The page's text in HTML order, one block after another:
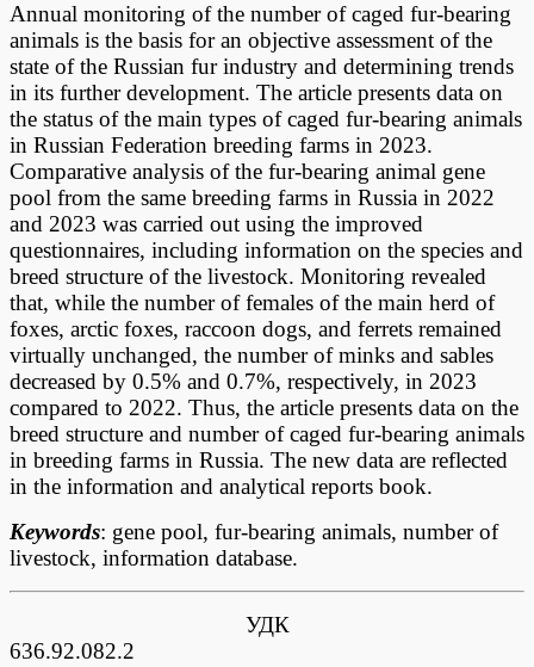
Annual monitoring of the number of caged fur-bearing
animals is the basis for an objective assessment of the
state of the Russian fur industry and determining trends
in its further development. The article presents data on
the status of the main types of caged fur-bearing animals
in Russian Federation breeding farms in 2023.
Comparative analysis of the fur-bearing animal gene
pool from the same breeding farms in Russia in 2022
and 2023 was carried out using the improved
questionnaires, including information on the species and
breed structure of the livestock. Monitoring revealed
that, while the number of females of the main herd of
foxes, arctic foxes, raccoon dogs, and ferrets remained
virtually unchanged, the number of minks and sables
decreased by 0.5% and 0.7%, respectively, in 2023
compared to 2022. Thus, the article presents data on the
breed structure and number of caged fur-bearing animals
in breeding farms in Russia. The new data are reflected
in the information and analytical reports book.
Keywords: gene pool, fur-bearing animals, number of
livestock, information database.
УДК